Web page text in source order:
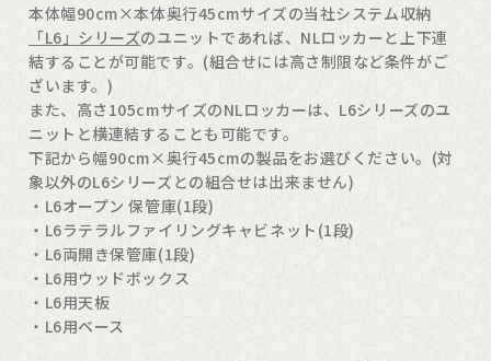
本体幅90cm×本体奥行45cmサイズの当社システム収納
「L6」シリーズのユニットであれば、NLロッカーと上下連
結することが可能です。(組合せには高さ制限など条件がご
ざいます。)
また、高さ105cmサイズのNLロッカーは、L6シリーズのユ
ニットと横連結することも可能です。
下記から幅90cm×奥行45cmの製品をお選びください。(対
象以外のL6シリーズとの組合せは出来ません)
・L6オープン 保管庫(1段)
・L6ラテラルファイリングキャビネット(1段)
・L6両開き保管庫(1段)
・L6用ウッドボックス
・L6用天板
・L6用ベース